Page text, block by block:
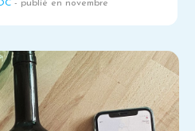
- publié en novembre